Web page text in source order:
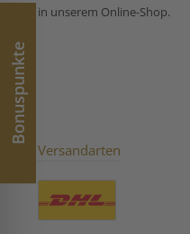
stillende
in unserem Online-Shop.
Versandarten
Bonuspunkte